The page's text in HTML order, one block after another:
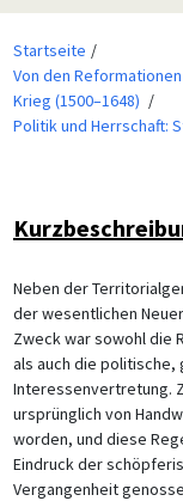
Startseite
Von den
Krieg (1500–1648)
Politik und Herrschaft:
Neben der
der wesentlichen
Zweck war sowohl die
als auch die
Interessenvertretung.
ursprünglich von
worden, und diese
Eindruck der
Vergangenheit